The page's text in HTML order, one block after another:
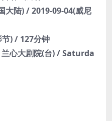
大陆) / 2019-09-04(威尼
) / 127分钟
心大剧院(台) / Saturda